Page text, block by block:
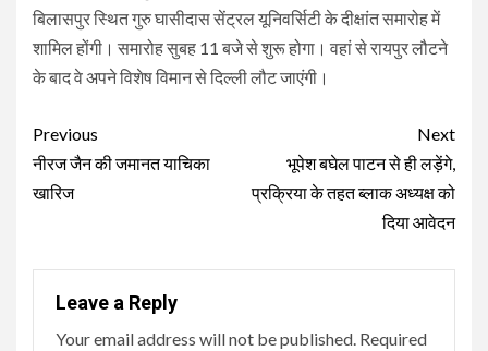
बिलासपुर स्थित गुरु घासीदास सेंट्रल यूनिवर्सिटी के दीक्षांत समारोह में
शामिल होंगी। समारोह सुबह 11 बजे से शुरू होगा। वहां से रायपुर लौटने
के बाद वे अपने विशेष विमान से दिल्ली लौट जाएंगी।
Continue
Reading
Previous
नीरज जैन की जमानत याचिका
खारिज
Next
भूपेश बघेल पाटन से ही लड़ेंगे,
प्रक्रिया के तहत ब्लाक अध्यक्ष को
दिया आवेदन
Leave a Reply
Your email address will not be published. Required